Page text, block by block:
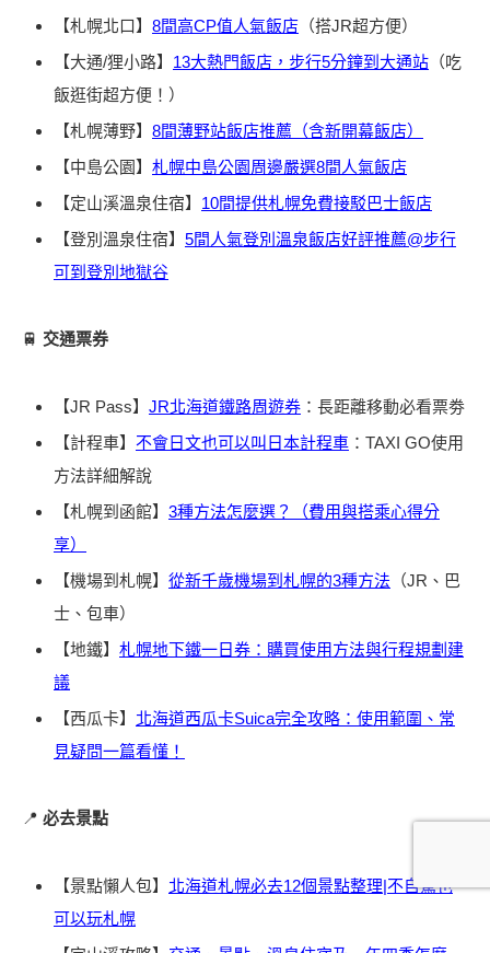
【札幌北口】 8間高CP值人氣飯店 （搭JR超方便）
【大通/狸小路】 13大熱門飯店，步行5分鐘到大通站 （吃
飯逛街超方便！）
【札幌薄野】 8間薄野站飯店推薦（含新開幕飯店）
【中島公園】 札幌中島公園周邊嚴選8間人氣飯店
【定山溪溫泉住宿】 10間提供札幌免費接駁巴士飯店
【登別溫泉住宿】 5間人氣登別溫泉飯店好評推薦@步行
可到登別地獄谷
🚆 交通票券
【JR Pass】 JR北海道鐵路周遊券 ：長距離移動必看票劵
【計程車】 不會日文也可以叫日本計程車 ：TAXI GO使用
方法詳細解說
【札幌到函館】 3種方法怎麼選？（費用與搭乘心得分
享）
【機場到札幌】 從新千歲機場到札幌的3種方法 （JR、巴
士、包車）
【地鐵】 札幌地下鐵一日券：購買使用方法與行程規劃建
議
【西瓜卡】 北海道西瓜卡Suica完全攻略：使用範圍、常
見疑問一篇看懂！
📍 必去景點
【景點懶人包】 北海道札幌必去12個景點整理|不自駕也
可以玩札幌